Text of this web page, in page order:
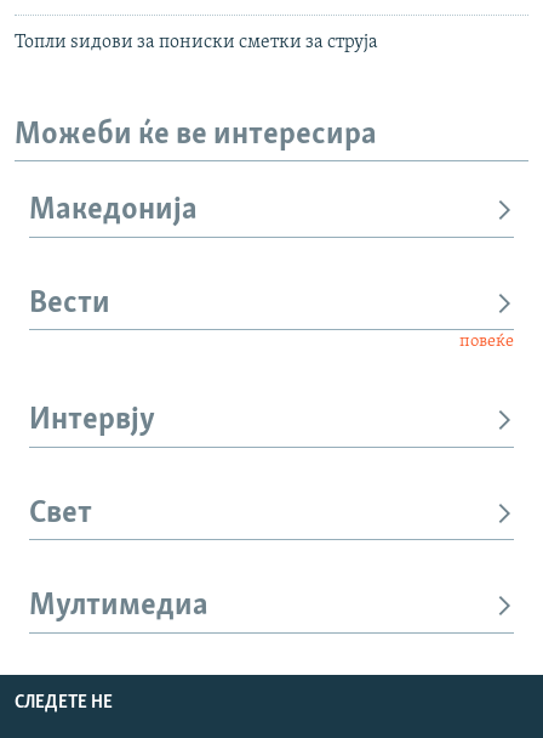
Топли ѕидови за пониски сметки за струја
Можеби ќе ве интересира
Македонија
Вести
повеќе
Интервју
Свет
Мултимедиа
СЛЕДЕТЕ НЕ